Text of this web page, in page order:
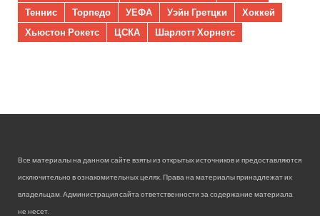
Теннис
Торпедо УЕФА Уэйн Гретцки
Хоккей
Хьюстон Рокетс
ЦСКА Шарлотт Хорнетс
Все материалы на данном сайте взяты из открытых источников и предоставляются
исключительно в ознакомительных целях. Права на материалы принадлежат их
владельцам. Администрация сайта ответственности за содержание материала
не несет.